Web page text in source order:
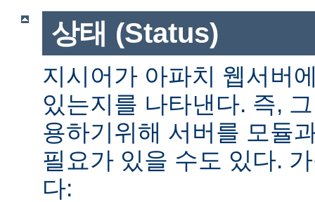
상태 (Status)
지시어가 아파치 웹서버
있는지를 나타낸다. 즉,
용하기위해 서버를 모듈
필요가 있을 수도 있다.
다: